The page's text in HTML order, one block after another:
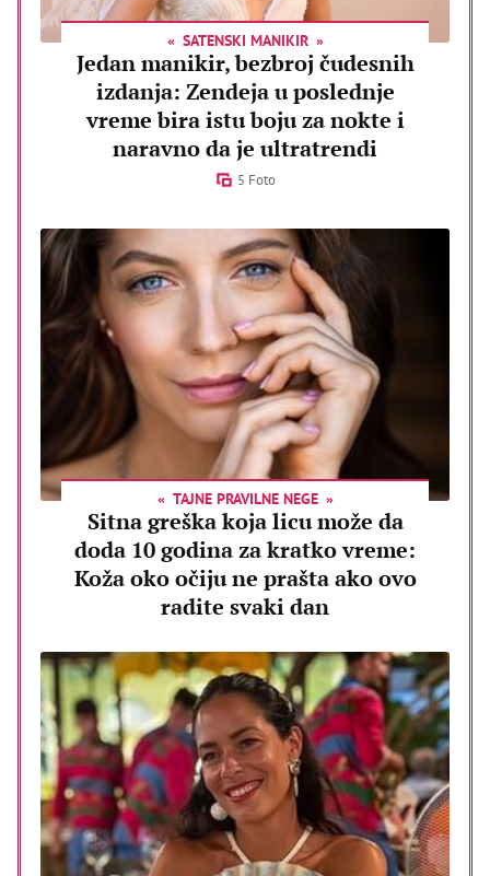
SATENSKI MANIKIR
Jedan manikir, bezbroj čudesnih
izdanja: Zendeja u poslednje
vreme bira istu boju za nokte i
naravno da je ultratrendi
5 Foto
TAJNE PRAVILNE NEGE
Sitna greška koja licu može da
doda 10 godina za kratko vreme:
Koža oko očiju ne prašta ako ovo
radite svaki dan